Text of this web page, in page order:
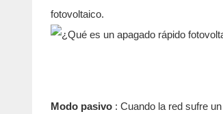
fotovoltaico.
Modo pasivo: Cuando la red sufre